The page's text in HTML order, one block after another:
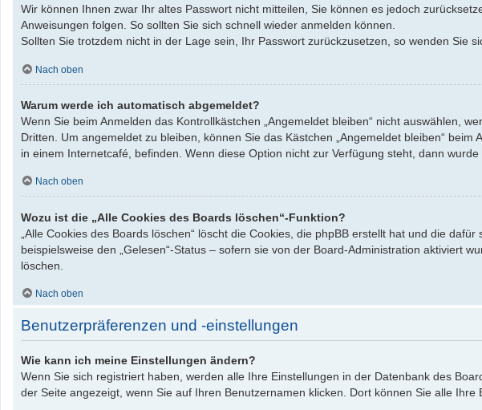
Wir können Ihnen zwar Ihr altes Passwort nicht mitteilen, Sie können es jedoch
Anweisungen folgen. So sollten Sie sich schnell wieder anmelden können.
Sollten Sie trotzdem nicht in der Lage sein, Ihr Passwort zurückzusetzen, so wenden Sie
Nach oben
Warum werde ich automatisch abgemeldet?
Wenn Sie beim Anmelden das Kontrollkästchen „Angemeldet bleiben“ nicht auswählen,
Dritten. Um angemeldet zu bleiben, können Sie das Kästchen „Angemeldet bleiben“
in einem Internetcafé, befinden. Wenn diese Option nicht zur Verfügung steht, dann
Nach oben
Wozu ist die „Alle Cookies des Boards löschen“-Funktion?
„Alle Cookies des Boards löschen“ löscht die Cookies, die phpBB erstellt hat und die
beispielsweise den „Gelesen“-Status – sofern sie von der Board-Administration aktiviert
löschen.
Nach oben
Benutzerpräferenzen und -einstellungen
Wie kann ich meine Einstellungen ändern?
Wenn Sie sich registriert haben, werden alle Ihre Einstellungen in der Datenbank des
der Seite angezeigt, wenn Sie auf Ihren Benutzernamen klicken. Dort können Sie alle Ihre